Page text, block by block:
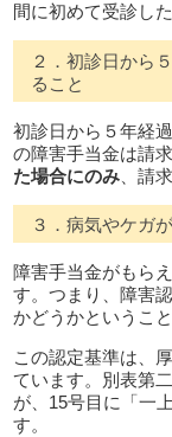
間に初めて受診し
２．初診日から
ること
初診日から５年経
の障害手当金は請
た場合にのみ 、請
３．病気やケガ
障害手当金がもら
す。つまり、障害
かどうかというこ
この認定基準は、
ています。別表第
が、15号目に「一
す。